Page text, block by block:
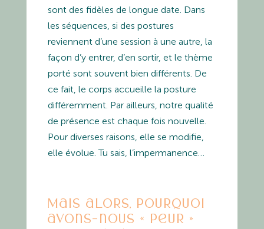
sont des fidèles de longue date. Dans
les séquences, si des postures
reviennent d’une session à une autre, la
façon d’y entrer, d’en sortir, et le thème
porté sont souvent bien différents. De
ce fait, le corps accueille la posture
différemment. Par ailleurs, notre qualité
de présence est chaque fois nouvelle.
Pour diverses raisons, elle se modifie,
elle évolue. Tu sais, l’impermanence…
Mais alors, pourquoi
avons-nous « peur »